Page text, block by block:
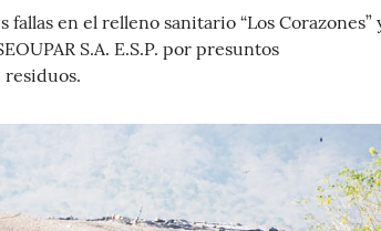
en el relleno sanitario “Los Corazones”
S.A. E.S.P. por presuntos